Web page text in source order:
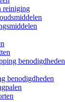
reiniging
benodigdheden
benodigdheden